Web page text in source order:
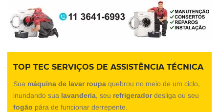
TOP TEC SERVIÇOS DE ASSISTÊNCIA TÉCNICA
Sua máquina de lavar roupa quebrou no meio de um ciclo,
inundando sua lavanderia, seu refrigeradordesliga ou seu
fogão pára de funcionar derrepente.